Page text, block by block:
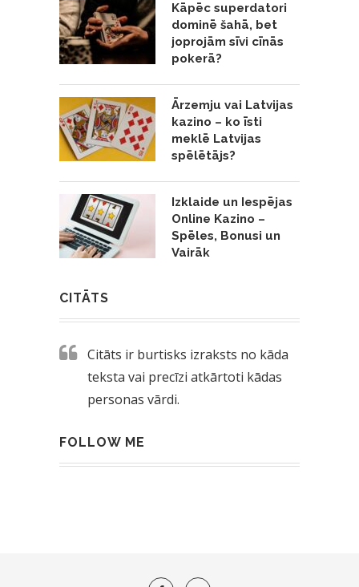
Kāpēc superdatori
dominē šahā, bet
joprojām sīvi cīnās
pokerā?
Ārzemju vai Latvijas
kazino – ko īsti
meklē Latvijas
spēlētājs?
Izklaide un Iespējas
Online Kazino –
Spēles, Bonusi un
Vairāk
CITĀTS
Citāts ir burtisks izraksts no kāda
teksta vai precīzi atkārtoti kādas
personas vārdi.
FOLLOW ME